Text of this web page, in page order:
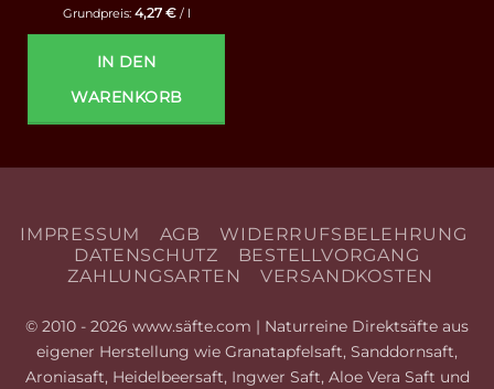
Grundpreis: 4,27 €/ l
IN DEN
WARENKORB
IMPRESSUM AGB
WIDERRUFSBELEHRUNG
DATENSCHUTZ
BESTELLVORGANG
ZAHLUNGSARTEN
VERSANDKOSTEN
© 2010 - 2026 www.säfte.com | Naturreine Direktsäfte aus
eigener Herstellung wie Granatapfelsaft, Sanddornsaft,
Aroniasaft, Heidelbeersaft, Ingwer Saft, Aloe Vera Saft und